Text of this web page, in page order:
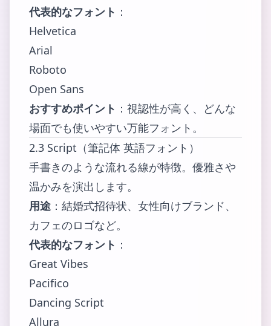
代表的なフォント ：
Helvetica
Arial
Roboto
Open Sans
おすすめポイント ：視認性が高く、どんな
場面でも使いやすい万能フォント。
2.3 Script（筆記体 英語フォント）
手書きのような流れる線が特徴。優雅さや
温かみを演出します。
用途 ：結婚式招待状、女性向けブランド、
カフェのロゴなど。
代表的なフォント ：
Great Vibes
Pacifico
Dancing Script
Allura